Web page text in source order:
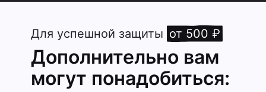
Для успешной защиты от 500 ₽
Дополнительно вам
могут понадобиться: